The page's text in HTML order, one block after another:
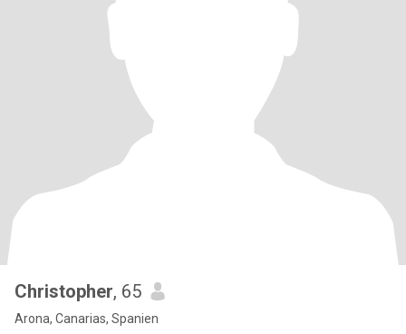
Christopher, 65
Arona, Canarias, Spanien